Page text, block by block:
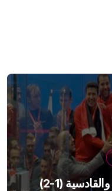
بالفيديو | ملخص مباراة الهلال والقادسية (1-2)